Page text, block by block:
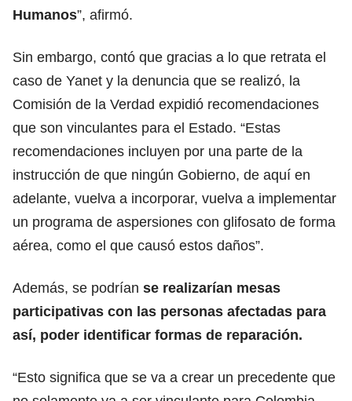
Humanos”, afirmó.
Sin embargo, contó que gracias a lo que retrata el
caso de Yanet y la denuncia que se realizó, la
Comisión de la Verdad expidió recomendaciones
que son vinculantes para el Estado. “Estas
recomendaciones incluyen por una parte de la
instrucción de que ningún Gobierno, de aquí en
adelante, vuelva a incorporar, vuelva a implementar
un programa de aspersiones con glifosato de forma
aérea, como el que causó estos daños”.
Además, se podrían se realizarían mesas
participativas con las personas afectadas para
así, poder identificar formas de reparación.
“Esto significa que se va a crear un precedente que